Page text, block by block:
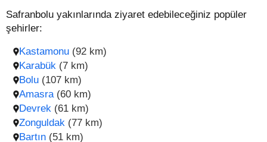
Safranbolu yakınlarında ziyaret edebileceğiniz popüler
şehirler:
Kastamonu (92 km)
Zonguldak (77 km)
Karabük (7 km)
Bartın (51 km)
Bolu (107 km)
Amasra (60 km)
Devrek (61 km)